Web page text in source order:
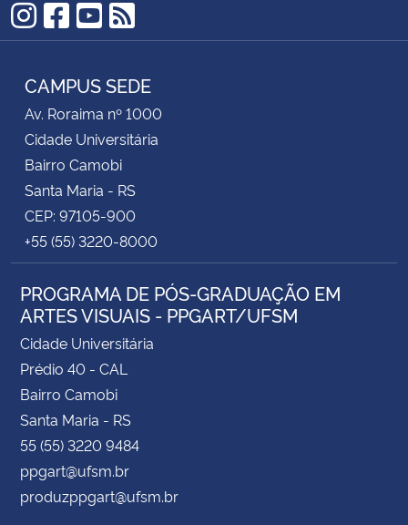
Instagram
Facebook
YouTube
RSS
CAMPUS SEDE
Av. Roraima nº 1000
Cidade Universitária
Bairro Camobi
Santa Maria - RS
CEP: 97105-900
+55 (55) 3220-8000
PROGRAMA DE PÓS-GRADUAÇÃO EM
ARTES VISUAIS - PPGART/UFSM
Cidade Universitária
Prédio 40 - CAL
Bairro Camobi
Santa Maria - RS
55 (55) 3220 9484
ppgart@ufsm.br
produzppgart@ufsm.br